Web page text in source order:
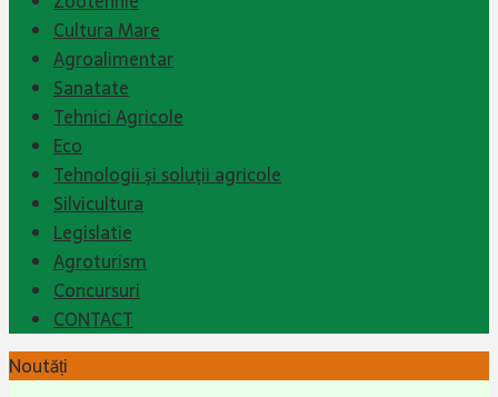
Cultura Mare
Agroalimentar
Sanatate
Tehnici Agricole
Eco
Tehnologii şi soluţii agricole
Silvicultura
Legislatie
Agroturism
Concursuri
CONTACT
Noutăți